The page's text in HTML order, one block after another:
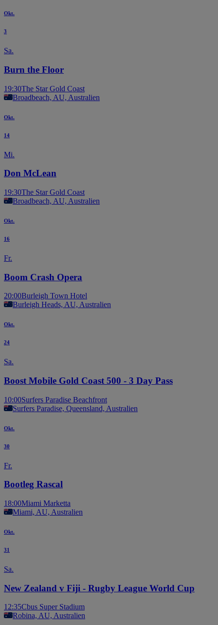
Okt.
3
Sa.
Burn the Floor
19:30The Star Gold Coast
Broadbeach, AU, Australien
Okt.
14
Mi.
Don McLean
19:30The Star Gold Coast
Broadbeach, AU, Australien
Okt.
16
Fr.
Boom Crash Opera
20:00Burleigh Town Hotel
Burleigh Heads, AU, Australien
Okt.
24
Sa.
Boost Mobile Gold Coast 500 - 3 Day Pass
10:00Surfers Paradise Beachfront
Surfers Paradise, Queensland, Australien
Okt.
30
Fr.
Bootleg Rascal
18:00Miami Marketta
Miami, AU, Australien
Okt.
31
Sa.
New Zealand v Fiji - Rugby League World Cup
12:35Cbus Super Stadium
Robina, AU, Australien